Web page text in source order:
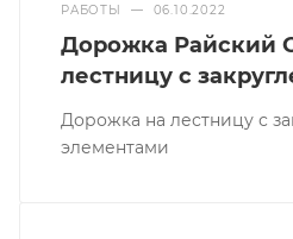
РАБОТЫ — 06.10.2022
Дорожка Райский
лестницу с
Дорожка на лестницу с
элементами